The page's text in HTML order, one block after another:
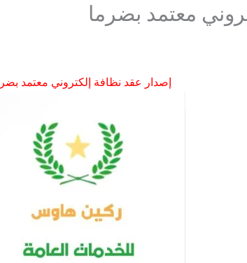
معتمد بضرما
إصدار عقد نظافة إلكتروني معتمد